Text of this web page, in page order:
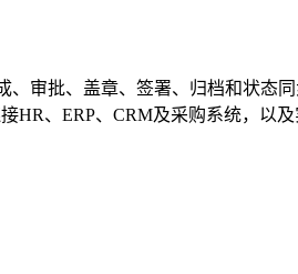
审批、盖章、签署、归档和状态
HR、ERP、CRM及采购系统，以